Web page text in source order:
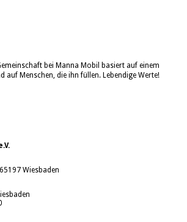
bei Manna Mobil basiert auf einem
auf Menschen, die ihn füllen. Lebendige Werte!
Wiesbaden